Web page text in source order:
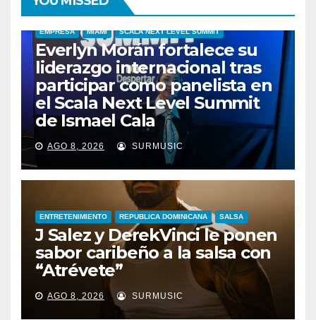
EMPRESA MIAMI SCALA NEXT LEVEL SUMMIT
Everlyn Morán fortalece su
liderazgo internacional tras
participar como panelista en
el Scala Next Level Summit
de Ismael Cala
AGO 8, 2026 SURMUSIC
ENTRETENIMIENTO REPUBLICA DOMINICANA SALSA
J Salez y DerekVinci le ponen
sabor caribeño a la salsa con
“Atrévete”
AGO 8, 2026 SURMUSIC
ENTRETENIMIENTO GUARACHA ZULIANA LIVE SESSION
ZULIA